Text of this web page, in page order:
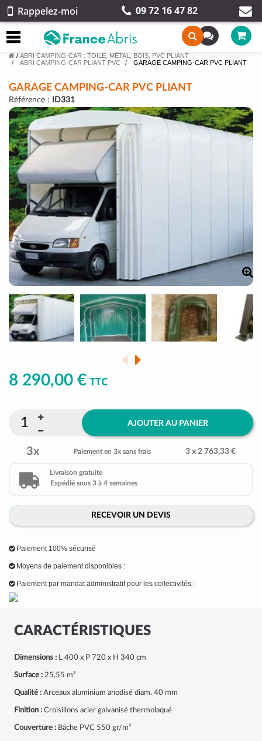
Rappelez-moi 09 72 16 47 82
/ ABRI CAMPING-CAR : TOILE, MÉTAL, BOIS, PVC PLIANT
ABRI CAMPING-CAR PLIANT PVC
GARAGE CAMPING-CAR PVC PLIANT
GARAGE CAMPING-CAR PVC PLIANT
Référence : ID331
CARACTÉRISTIQUES
Dimensions : L 400 x P 720 x H 340 cm
Surface : 25,55 m²
Qualité : Arceaux aluminium anodisé diam. 40 mm
Finition : Croisillons acier galvanisé thermolaqué
Couverture : Bâche PVC 550 gr/m²
8 290,00 € TTC
AJOUTER AU PANIER
3x Paiement en 3x sans frais 3 x 2 763,33 €
Livraison gratuite
Expédié sous 3 à 4 semaines
RECEVOIR UN DEVIS
Paiement 100% sécurisé
Moyens de paiement disponibles :
Paiement par mandat administratif pour les collectivités :